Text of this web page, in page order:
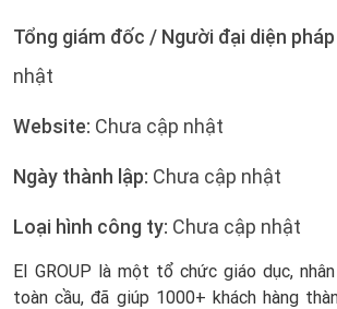
Tổng giám đốc / Người đại diện
nhật
Website: Chưa cập nhật
Ngày thành lập: Chưa cập nhật
Loại hình công ty: Chưa cập nhật
EI GROUP là một tổ chức giáo dục,
toàn cầu, đã giúp 1000+ khách hàng